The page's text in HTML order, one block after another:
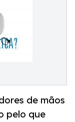
de mãos
pelo que